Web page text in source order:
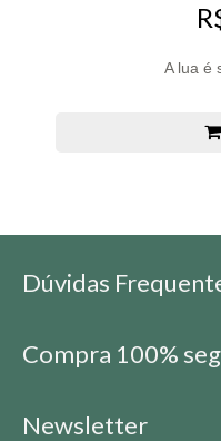
A lua é
Dúvidas
Compra 100%
Newsletter